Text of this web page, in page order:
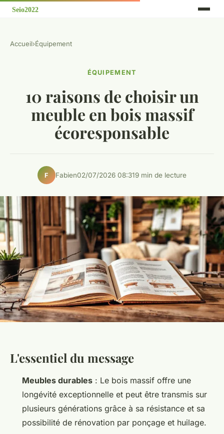
Accueil›Équipement
ÉQUIPEMENT
10 raisons de choisir un
meuble en bois massif
écoresponsable
F Fabien02/07/2026 08:319 min de lecture
L'essentiel du message
Meubles durables : Le bois massif offre une
longévité exceptionnelle et peut être transmis sur
plusieurs générations grâce à sa résistance et sa
possibilité de rénovation par ponçage et huilage.